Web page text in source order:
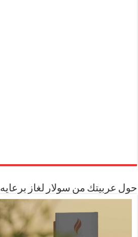
حول عربيتك من سولار لغاز برعايه GASTECH